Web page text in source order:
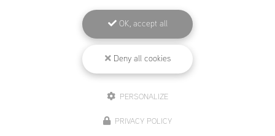
Plan du site -Liens utiles
Création et référencement de site Internet
OK, accept all
Deny all cookies
PERSONALIZE
PRIVACY POLICY